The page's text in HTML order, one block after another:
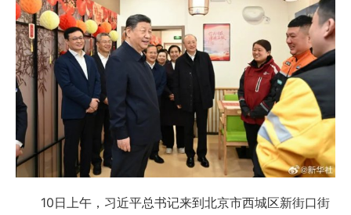
10日上午，习近平总书记来到北京市西城区新街口街